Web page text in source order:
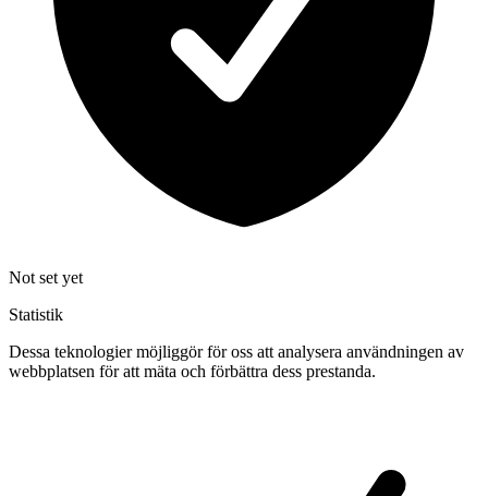
Not set yet
Statistik
Dessa teknologier möjliggör för oss att analysera användningen av
webbplatsen för att mäta och förbättra dess prestanda.